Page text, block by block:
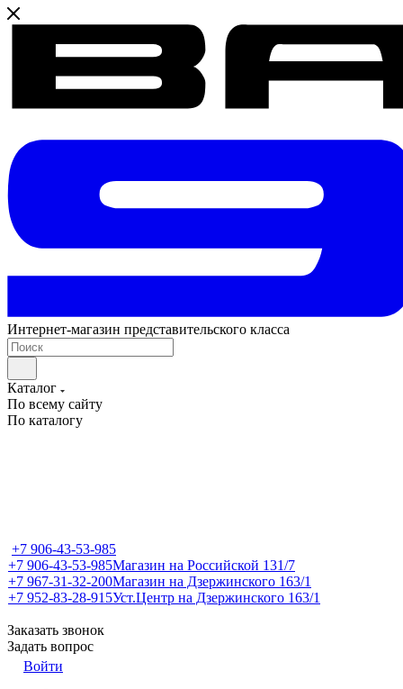
Интернет-магазин представительского класса
Каталог
По всему сайту
По каталогу
+7 906-43-53-985
+7 906-43-53-985Магазин на Российской 131/7
+7 967-31-32-200Магазин на Дзержинского 163/1
+7 952-83-28-915Уст.Центр на Дзержинского 163/1
Заказать звонок
Задать вопрос
Войти